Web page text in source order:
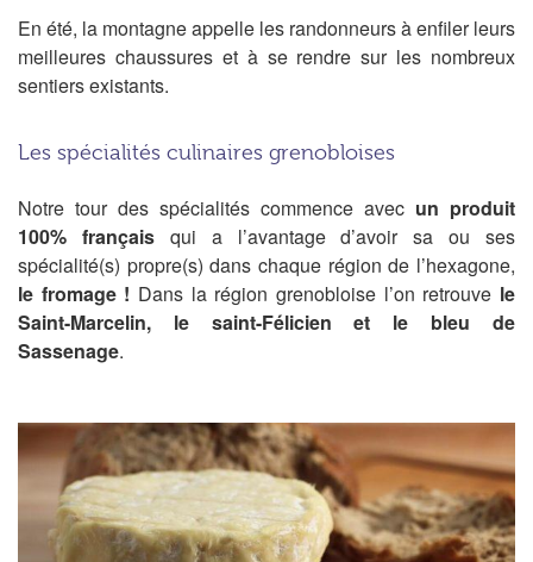
En été, la montagne appelle les randonneurs à enfiler leurs
meilleures chaussures et à se rendre sur les nombreux
sentiers existants.
Les spécialités culinaires grenobloises
Notre tour des spécialités commence avec un produit
100% françaisqui a l’avantage d’avoir sa ou ses
spécialité(s) propre(s) dans chaque région de l’hexagone,
le fromage ! Dans la région grenobloise l’on retrouve le
Saint-Marcelin, le saint-Félicien et le bleu de
Sassenage.